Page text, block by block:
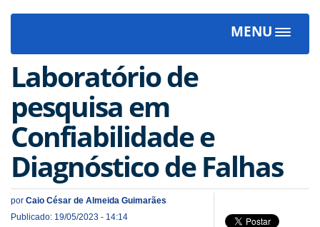
MENU
Toggle
Laboratório de
pesquisa em
Confiabilidade e
Diagnóstico de Falhas
por Caio César de Almeida Guimarães
Publicado: 19/05/2023 - 14:14